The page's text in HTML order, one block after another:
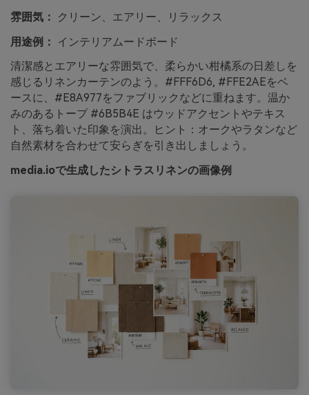
雰囲気：
クリーン、エアリー、リラックス
用途例：
インテリアムードボード
清潔感とエアリーな雰囲気で、柔らかい柑橘系の日差しを
感じるリネンカーテンのよう。#FFF6D6, #FFE2AEをベ
ースに、#E8A977をファブリックなどに重ねます。温か
みのあるトープ #6B5B4E はウッドアクセントやテキス
ト、落ち着いた印象を演出。ヒント：オークやラタンなど
自然素材を合わせて安らぎを引き出しましょう。
media.ioで生成したシトラスリネンの画像例